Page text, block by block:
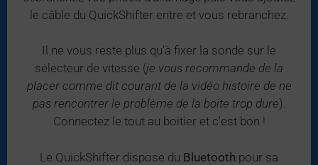
le câble du QuickShifter entre et vous rebranchez.
Il ne vous reste plus qu’à fixer la sonde sur le
sélecteur de vitesse (je vous recommande de la
placer comme dit courant de la vidéo histoire de ne
pas rencontrer le problème de la boite trop dure).
Connectez le tout au boitier et c’est bon !
Le QuickShifter dispose du Bluetooth pour sa